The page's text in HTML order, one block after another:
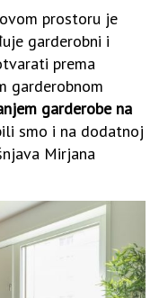
prostoru je
garderobni i
prema
garderobnom
garderobe na
smo i na dodatnoj
Mirjana